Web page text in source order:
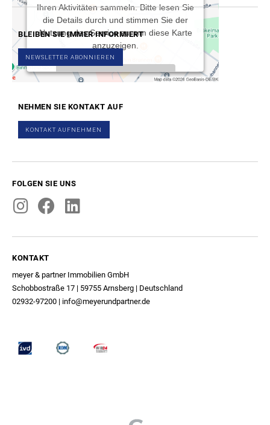
Ihren Aktivitäten sammeln. Bitte lesen Sie
die Details durch und stimmen Sie der
Nutzung des Service zu, um diese Karte
anzuzeigen.
Mehr Informationen
Akzeptieren
Powered byUsercentrics Consent
BLEIBEN SIE IMMERINFORMIERT
NEWSLETTER ABONNIEREN
NEHMEN SIE KONTAKT AUF
KONTAKT AUFNEHMEN
FOLGEN SIE UNS
KONTAKT
meyer & partner Immobilien GmbH
Schobbostraße 17 | 59755 Arnsberg | Deutschland
02932-97200 | info@meyerundpartner.de